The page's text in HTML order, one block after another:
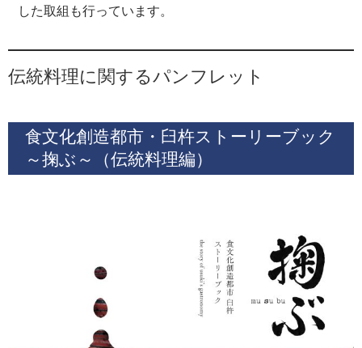
した取組も行っています。
伝統料理に関するパンフレット
食文化創造都市・臼杵ストーリーブック
～掬ぶ～（伝統料理編）